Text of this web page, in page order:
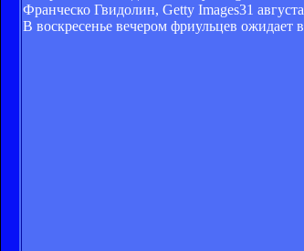
Франческо Гвидолин, Getty Images31
В воскресенье вечером фриульцев